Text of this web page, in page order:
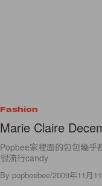
Fashion
Marie Claire
Popbee家裡面的包包幾乎
很流行candy
By popbeebee/2009年11月